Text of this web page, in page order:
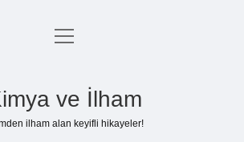
Anasayfa
menüyü
ve İlham
ilham alan keyifli hikayeler!